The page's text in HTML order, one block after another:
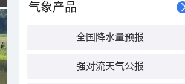
气象产品
全国降水量预报
强对流天气公报